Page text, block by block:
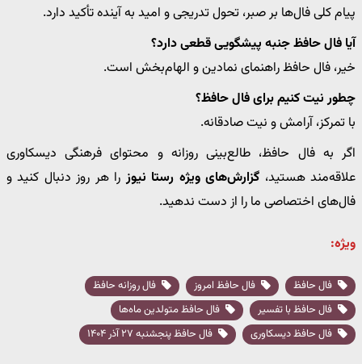
پیام کلی فال‌ها بر صبر، تحول تدریجی و امید به آینده تأکید دارد.
آیا فال حافظ جنبه پیشگویی قطعی دارد؟
خیر، فال حافظ راهنمای نمادین و الهام‌بخش است.
چطور نیت کنیم برای فال حافظ؟
با تمرکز، آرامش و نیت صادقانه.
اگر به فال حافظ، طالع‌بینی روزانه و محتوای فرهنگی دیسکاوری
علاقه‌مند هستید، گزارش‌های ویژه رستا نیوزرا هر روز دنبال کنید و
فال‌های اختصاصی ما را از دست ندهید.
ویژه:
فال حافظ فال حافظ امروز
فال روزانه حافظ
فال حافظ با تفسیر
فال حافظ متولدین ماه‌ها
فال حافظ دیسکاوری
فال حافظ پنجشنبه ۲۷ آذر ۱۴۰۴